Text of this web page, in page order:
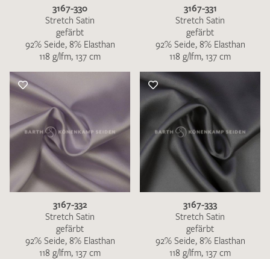
3167-330
Stretch Satin
gefärbt
92% Seide, 8% Elasthan
118 g/lfm, 137 cm
3167-331
Stretch Satin
gefärbt
92% Seide, 8% Elasthan
118 g/lfm, 137 cm
3167-332
Stretch Satin
gefärbt
92% Seide, 8% Elasthan
118 g/lfm, 137 cm
3167-333
Stretch Satin
gefärbt
92% Seide, 8% Elasthan
118 g/lfm, 137 cm